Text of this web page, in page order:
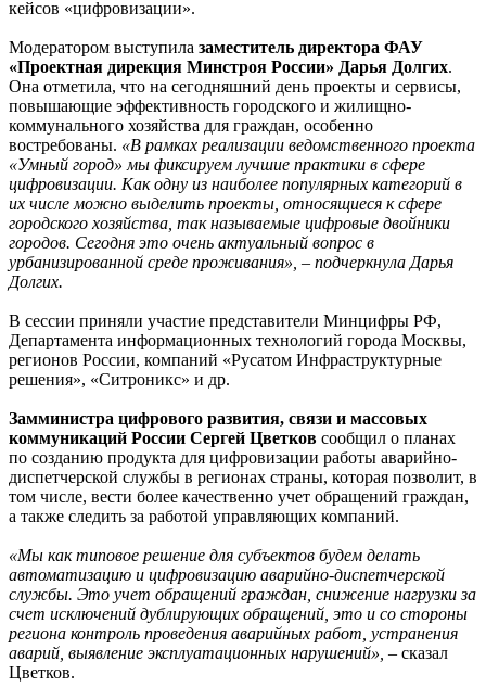
кейсов «цифровизации».
Модератором выступила заместитель директора ФАУ
«Проектная дирекция Минстроя России» Дарья Долгих.
Она отметила, что на сегодняшний день проекты и сервисы,
повышающие эффективность городского и жилищно-
коммунального хозяйства для граждан, особенно
востребованы. «В рамках реализации ведомственного проекта
«Умный город» мы фиксируем лучшие практики в сфере
цифровизации. Как одну из наиболее популярных категорий в
их числе можно выделить проекты, относящиеся к сфере
городского хозяйства, так называемые цифровые двойники
городов. Сегодня это очень актуальный вопрос в
урбанизированной среде проживания», – подчеркнула Дарья
Долгих.
В сессии приняли участие представители Минцифры РФ,
Департамента информационных технологий города Москвы,
регионов России, компаний «Русатом Инфраструктурные
решения», «Ситроникс» и др.
Замминистра цифрового развития, связи и массовых
коммуникаций России Сергей Цветков сообщил о планах
по созданию продукта для цифровизации работы аварийно-
диспетчерской службы в регионах страны, которая позволит, в
том числе, вести более качественно учет обращений граждан,
а также следить за работой управляющих компаний.
«Мы как типовое решение для субъектов будем делать
автоматизацию и цифровизацию аварийно-диспетчерской
службы. Это учет обращений граждан, снижение нагрузки за
счет исключений дублирующих обращений, это и со стороны
региона контроль проведения аварийных работ, устранения
аварий, выявление эксплуатационных нарушений», – сказал
Цветков.